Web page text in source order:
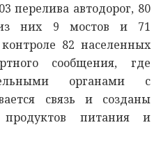
перелива автодорог, 80
из них 9 мостов и 71
82 населенных
сообщения, где
органами с
связь и созданы
питания и